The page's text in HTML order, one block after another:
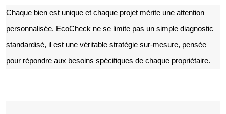
Chaque bien est unique et chaque projet mérite une attention
personnalisée. EcoCheck ne se limite pas un simple diagnostic
standardisé, il est une véritable stratégie sur-mesure, pensée
pour répondre aux besoins spécifiques de chaque propriétaire.